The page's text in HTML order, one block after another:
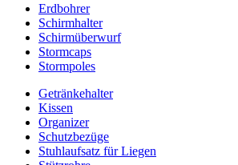
Erdbohrer
Schirmhalter
Schirmüberwurf
Stormcaps
Stormpoles
Getränkehalter
Kissen
Organizer
Schutzbezüge
Stuhlaufsatz für Liegen